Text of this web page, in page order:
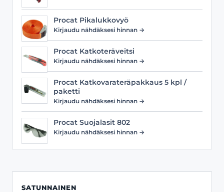
Procat Pikalukkovyö
Kirjaudu nähdäksesi hinnan →
Procat Katkoteräveitsi
Kirjaudu nähdäksesi hinnan →
Procat Katkovarateräpakkaus 5 kpl /
paketti
Kirjaudu nähdäksesi hinnan →
Procat Suojalasit 802
Kirjaudu nähdäksesi hinnan →
SATUNNAINEN